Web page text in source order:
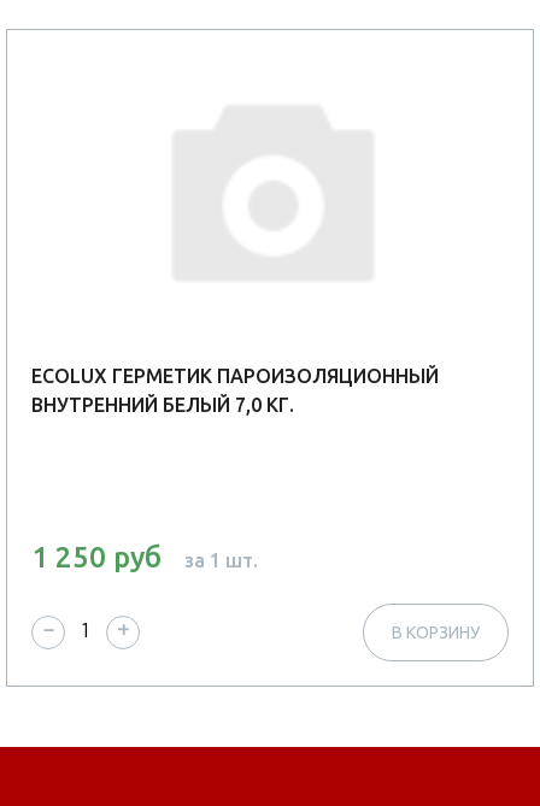
ECOLUX ГЕРМЕТИК ПАРОИЗОЛЯЦИОННЫЙ
ВНУТРЕННИЙ БЕЛЫЙ 7,0 КГ.
1 250 руб за 1 шт.
− + В КОРЗИНУ